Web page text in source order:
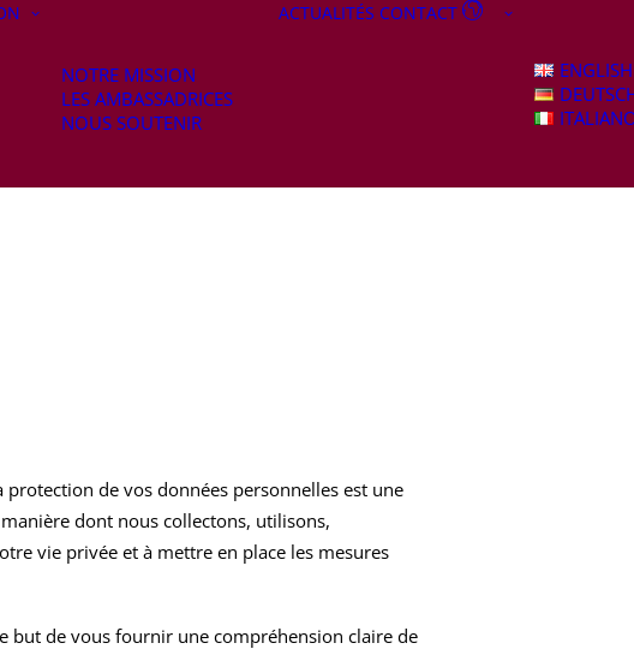
NOTRE MISSION
LES AMBASSADRICES
NOUS SOUTENIR
ACTUALITÉS CONTACT
ENGLISH
de vos données personnelles est une
dont nous collectons, utilisons,
vie privée et à mettre en place les mesures
but de vous fournir une compréhension claire de